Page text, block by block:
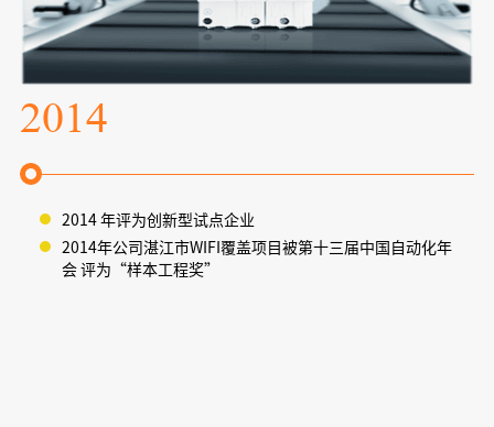
2014 年评为创新型试点企业
2014年公司湛江市WIFI覆盖项目被第十三届中国自动化年
会 评为“样本工程奖”